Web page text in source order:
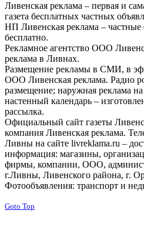
Ливенская реклама – первая и
газета бесплатных частных
НП Ливенская реклама – частные
бесплатно.
Рекламное агентство ООО
реклама в Ливнах.
Размещение рекламы в СМИ, в
ООО Ливенская реклама. Радио
размещение; наружная реклама
настенный календарь –
рассылка.
Официальный сайт газеты
компания Ливенская реклама.
Ливны на сайте livreklama.ru –
информация: магазины,
фирмы, компании, ООО,
г.Ливны, Ливенского района, г.
Фотообъявления: транспорт и
Goto Top